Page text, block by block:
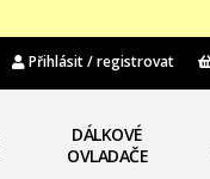
Přihlásit / registrovat
DÁLKOVÉ
OVLADAČE